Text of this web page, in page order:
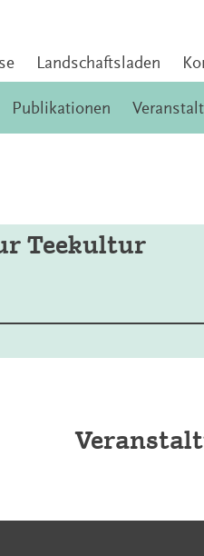
Landschaftsladen
Publikationen
Teekultur